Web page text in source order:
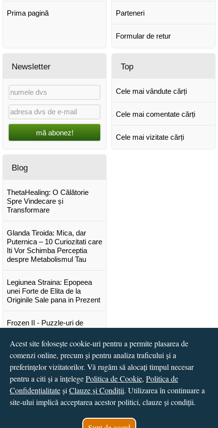
Prima pagină Parteneri
Formular de retur
Newsletter
mă abonez!
Top
Cele mai vândute cărți
Cele mai comentate cărți
Cele mai vizitate cărți
Blog
ThetaHealing: O Călătorie
Spre Vindecare și
Transformare
Glanda Tiroida: Mica, dar
Puternica – 10 Curiozitati care
Iti Vor Schimba Perceptia
despre Metabolismul Tau
Legiunea Straina: Epopeea
unei Forte de Elita de la
Originile Sale pana in Prezent
Frozen II - Puzzle-uri de
Lansare "Portocalele verzi" de
Vitali Cipileaga
...toate știrile
© 2016 - 2026S.C. CCN Books SRL
Vital Soft
Acest site folosește cookie-uri pentru a permite plasarea de
comenzi online, precum și pentru analiza traficului și a
preferințelor vizitatorilor. Vă rugăm să alocați timpul necesar
pentru a citi și a înțelegePolitica de Cookie, Politica de
Confidențialitateși Clauze și Condiții. Utilizarea în continuare a
site-ului implică acceptarea acestor politici, clauze și condiții.